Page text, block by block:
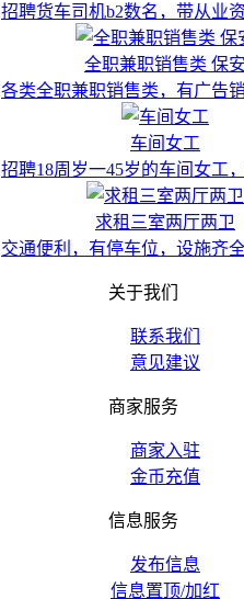
招聘货车司机b2数名，带从业
全职兼职销售类 保安
各类全职兼职销售类，有广告
车间女工
招聘18周岁一45岁的车间女工
求租三室两厅两卫
交通便利，有停车位，设施齐
关于我们
联系我们
意见建议
商家服务
商家入驻
金币充值
信息服务
发布信息
信息置顶/加红